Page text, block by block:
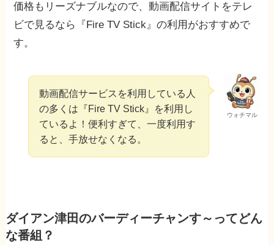
価格もリーズナブルなので、動画配信サイトをテレ
ビで見るなら『Fire TV Stick』の利用がおすすめで
す。
ウォチマル
動画配信サービスを利用している人
の多くは『Fire TV Stick』を利用し
ているよ！便利すぎて、一度利用す
ると、手放せなくなる。
ダイアン津田のバーディーチャンす～ってどん
な番組？